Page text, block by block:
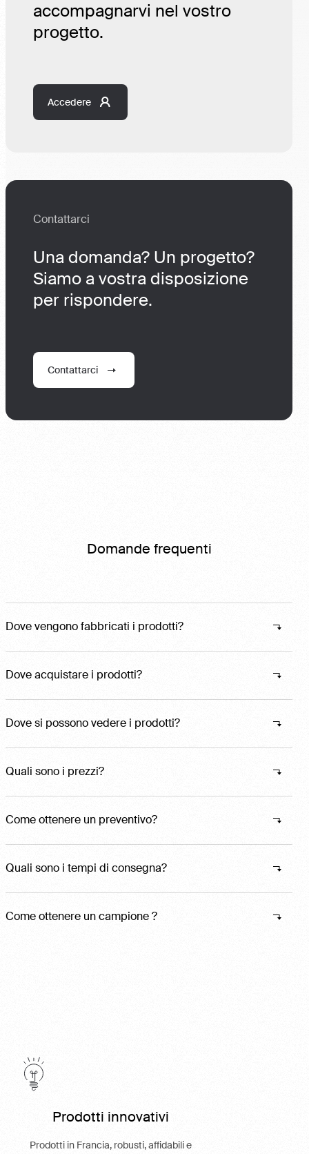
accompagnarvi nel vostro
progetto.
Accedere
Contattarci
Una domanda? Un progetto?
Siamo a vostra disposizione
per rispondere.
Contattarci
Domande frequenti
Dove vengono fabbricati i prodotti?
Dove acquistare i prodotti?
Dove si possono vedere i prodotti?
Quali sono i prezzi?
Come ottenere un preventivo?
Quali sono i tempi di consegna?
Come ottenere un campione ?
Prodotti innovativi
Prodotti in Francia, robusti, affidabili e